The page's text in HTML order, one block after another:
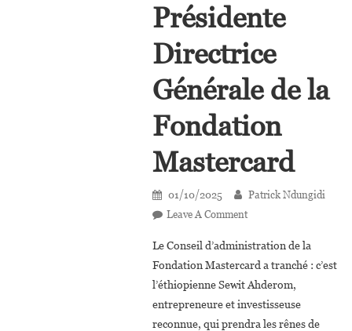
Présidente
Directrice
Générale de la
Fondation
Mastercard
01/10/2025
Patrick Ndungidi
Leave A CommentOn
Ahderom
Sera
La
Prochaine
Présidente
Le Conseil d’administration de la
Fondation Mastercard a tranché : c’est
l’éthiopienne Sewit Ahderom,
entrepreneure et investisseuse
reconnue, qui prendra les rênes de